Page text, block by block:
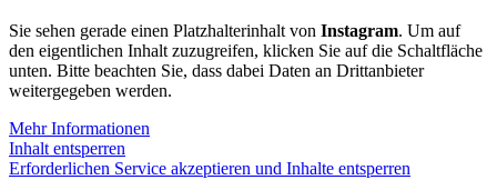
Sie sehen gerade einen Platzhalterinhalt von Instagram. Um auf
den eigentlichen Inhalt zuzugreifen, klicken Sie auf die Schaltfläche
unten. Bitte beachten Sie, dass dabei Daten an Drittanbieter
weitergegeben werden.
Mehr Informationen
Inhalt entsperren
Erforderlichen Service akzeptieren und Inhalte entsperren